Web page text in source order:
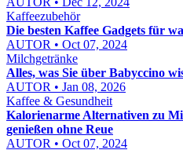
Kaffeezubehör
Die besten Kaffee Gadgets für
AUTOR • Oct 07, 2024
Milchgetränke
Alles, was Sie über Babyccino
AUTOR • Jan 08, 2026
Kaffee & Gesundheit
Kalorienarme Alternativen zu
genießen ohne Reue
AUTOR • Oct 07, 2024